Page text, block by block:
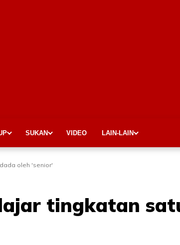
SUKAN VIDEO LAIN-LAIN
oleh 'senior'
tingkatan